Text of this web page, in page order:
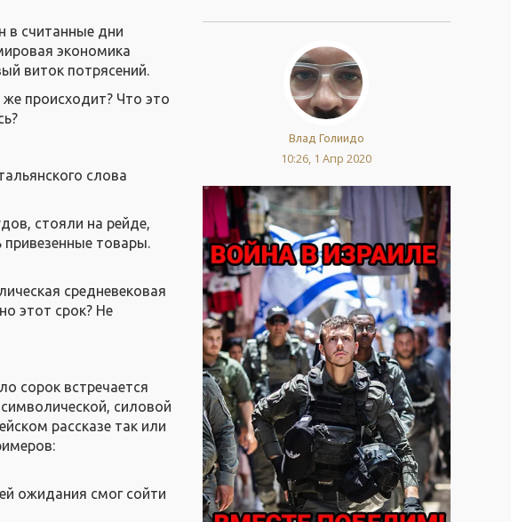
в считанные дни
экономика
виток потрясений.
происходит? Что это
слова
стояли на рейде,
привезенные товары.
средневековая
этот срок? Не
сорок встречается
силовой
рассказе так или
ожидания смог сойти
Влад Голиидо
10:26, 1 Апр 2020